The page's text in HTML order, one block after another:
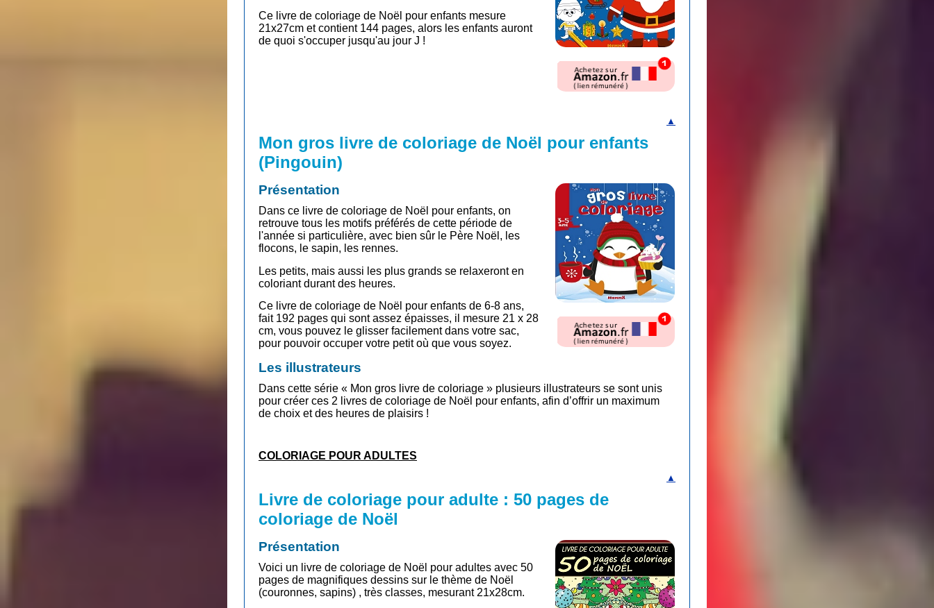
Ce livre de coloriage de Noël pour enfants mesure
21x27cm et contient 144 pages, alors les enfants auront
de quoi s'occuper jusqu'au jour J !
▲
Mon gros livre de coloriage de Noël pour enfants
(Pingouin)
Présentation
Dans ce livre de coloriage de Noël pour enfants, on
retrouve tous les motifs préférés de cette période de
l'année si particulière, avec bien sûr le Père Noël, les
flocons, le sapin, les rennes.
Les petits, mais aussi les plus grands se relaxeront en
coloriant durant des heures.
Ce livre de coloriage de Noël pour enfants de 6-8 ans,
fait 192 pages qui sont assez épaisses, il mesure 21 x 28
cm, vous pouvez le glisser facilement dans votre sac,
pour pouvoir occuper votre petit où que vous soyez.
Les illustrateurs
Dans cette série « Mon gros livre de coloriage » plusieurs illustrateurs se sont unis
pour créer ces 2 livres de coloriage de Noël pour enfants, afin d’offrir un maximum
de choix et des heures de plaisirs !
COLORIAGE POUR ADULTES
▲
Livre de coloriage pour adulte : 50 pages de
coloriage de Noël
Présentation
Voici un livre de coloriage de Noël pour adultes avec 50
pages de magnifiques dessins sur le thème de Noël
(couronnes, sapins) , très classes, mesurant 21x28cm.